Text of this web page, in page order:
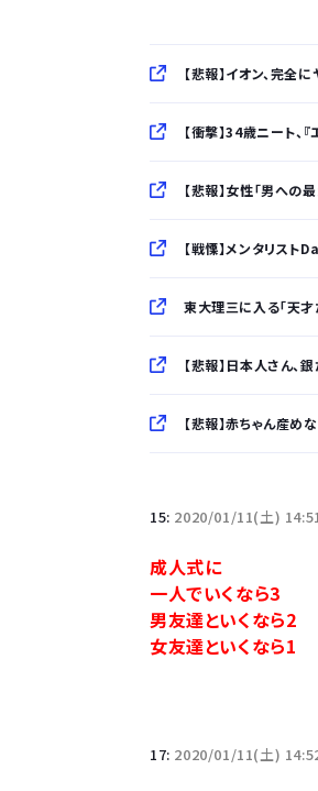
【悲報】イオン、完全
【衝撃】34歳ニート、
【悲報】女性「男への
【戦慄】メンタリスト
東大理三に入る「天才た
【悲報】日本人さん、
【悲報】赤ちゃん産めな
【悲報】柄付きのワイ
若者の腕時計離れが
15: 2020/01/11(土)
成人式に
一人でいくなら3
男友達といくなら2
女友達といくなら1
17: 2020/01/11(土)